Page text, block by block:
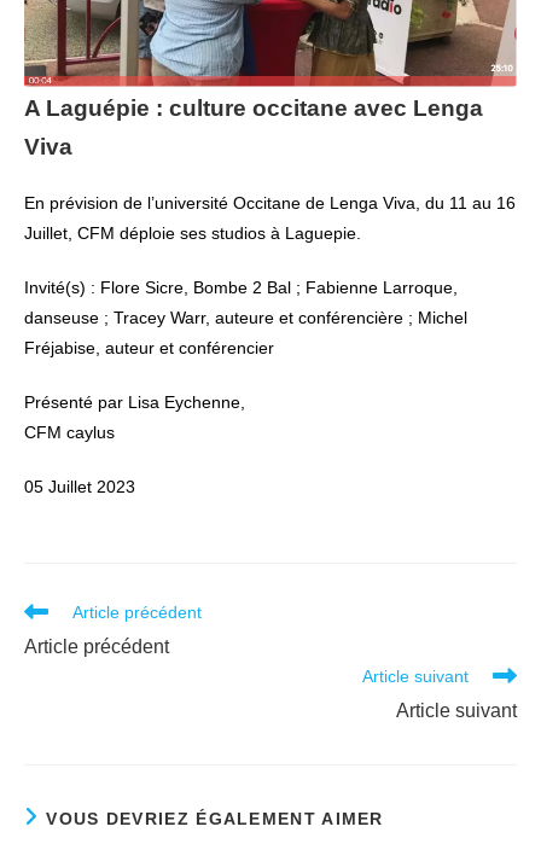
A Laguépie : culture occitane avec Lenga
Viva
En prévision de l’université Occitane de Lenga Viva, du 11 au 16
Juillet, CFM déploie ses studios à Laguepie.
Invité(s) : Flore Sicre, Bombe 2 Bal ; Fabienne Larroque,
danseuse ; Tracey Warr, auteure et conférencière ; Michel
Fréjabise, auteur et conférencier
Présenté par Lisa Eychenne,
CFM caylus
05 Juillet 2023
Read
articles
Article précédent
Article précédent
Article suivant
Article suivant
VOUS DEVRIEZ ÉGALEMENT AIMER